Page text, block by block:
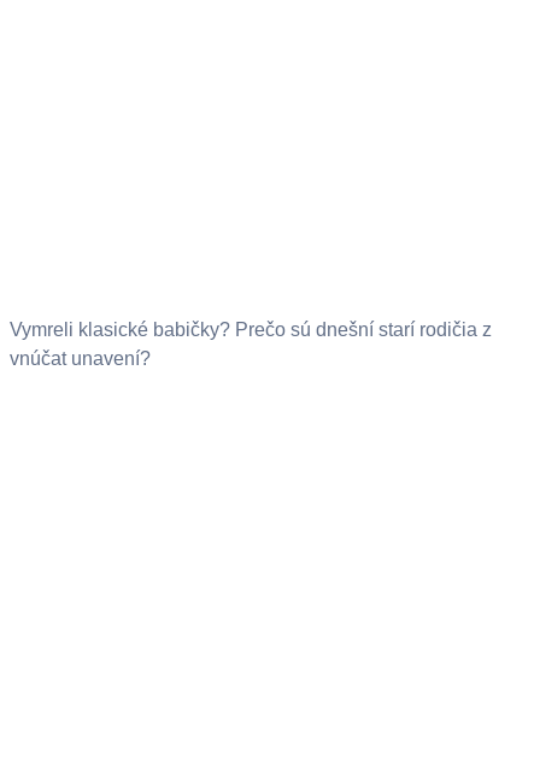
Vymreli klasické babičky? Prečo sú dnešní starí rodičia z
vnúčat unavení?